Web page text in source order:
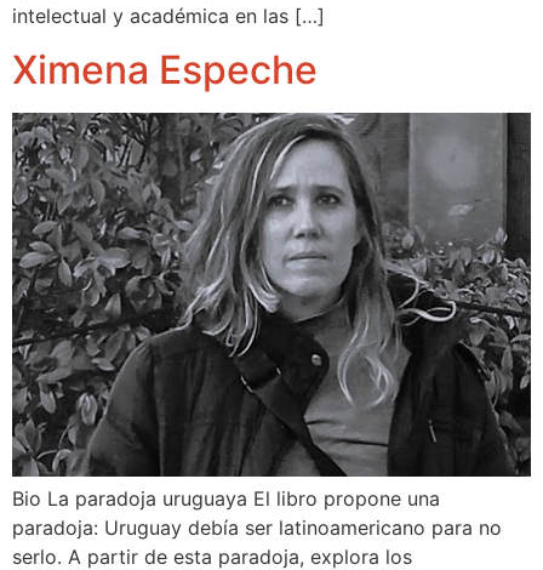
intelectual y académica en las […]
Ximena Espeche
Bio La paradoja uruguaya El libro propone una
paradoja: Uruguay debía ser latinoamericano para no
serlo. A partir de esta paradoja, explora los